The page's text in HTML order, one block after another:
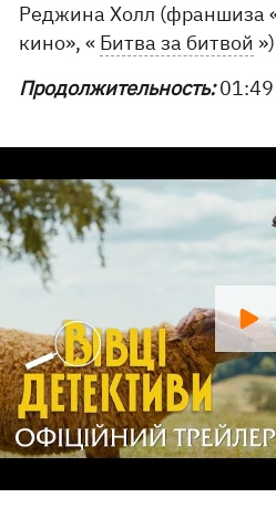
Реджина Холл (франшиза
кино», « Битва за битвой
Продолжительность:01:49